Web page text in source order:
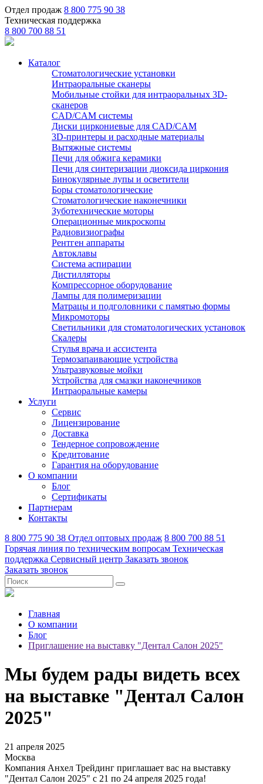
Отдел продаж 8 800 775 90 38
Техническая поддержка
8 800 700 88 51
Каталог
Стоматологические установки
Интраоральные сканеры
Мобильные стойки для интраоральных 3D-
сканеров
CAD/CAM системы
Диски циркониевые для CAD/CAM
3D-принтеры и расходные материалы
Вытяжные системы
Печи для обжига керамики
Печи для синтеризации диоксида циркония
Бинокулярные лупы и осветители
Боры стоматологические
Стоматологические наконечники
Зуботехнические моторы
Операционные микроскопы
Радиовизиографы
Рентген аппараты
Автоклавы
Система аспирации
Дистилляторы
Компрессорное оборудование
Лампы для полимеризации
Матрацы и подголовники с памятью формы
Микромоторы
Светильники для стоматологических установок
Скалеры
Стулья врача и ассистента
Термозапаивающие устройства
Ультразвуковые мойки
Устройства для смазки наконечников
Интраоральные камеры
Услуги
Сервис
Лицензирование
Доставка
Тендерное сопровождение
Кредитование
Гарантия на оборудование
О компании
Блог
Сертификаты
Партнерам
Контакты
8 800 775 90 38 Отдел оптовых продаж 8 800 700 88 51
Горячая линия по техническим вопросам Техническая
поддержка Сервисный центр Заказать звонок
Заказать звонок
Главная
О компании
Блог
Приглашение на выставку "Дентал Салон 2025"
Мы будем рады видеть всех
на выставке "Дентал Салон
2025"
21 апреля 2025
Москва
Компания Анхел Трейдинг приглашает вас на выставку
"Дентал Салон 2025" с 21 по 24 апреля 2025 года!